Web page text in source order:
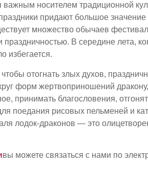
важным носителем традиционной
придают большое
множество обычаев
В середине лета,
избегается.
отогнать злых духов,
форм жертвоприношений
принимать благословения,
поедания рисовых пельменей и
лодок-драконов — это
вы можете связаться с нами по